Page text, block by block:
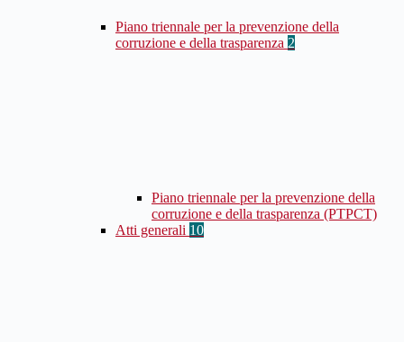
Piano triennale per la prevenzione della
corruzione e della trasparenza 2
Piano triennale per la prevenzione della
corruzione e della trasparenza (PTPCT)
Atti generali 10